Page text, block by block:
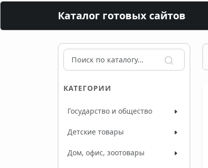
Каталог готовых сайтов
КАТЕГОРИИ
Государство и общество
Детские товары
Дом, офис, зоотовары